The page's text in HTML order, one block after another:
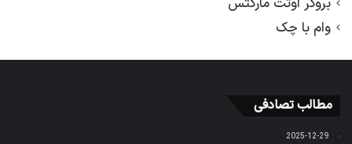
وام با چک
مطالب تصادفی
2025-12-29